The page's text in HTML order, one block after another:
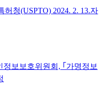
허청(USPTO) 2024. 2. 13.자
보보호위원회, ｢가명정보